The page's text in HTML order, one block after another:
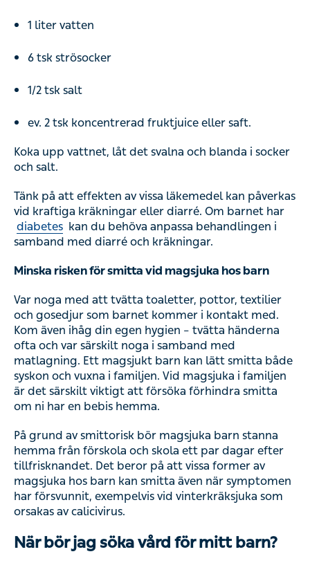
1 liter vatten
6 tsk strösocker
1/2 tsk salt
ev. 2 tsk koncentrerad fruktjuice eller saft.
Koka upp vattnet, låt det svalna och blanda i socker
och salt.
Tänk på att effekten av vissa läkemedel kan påverkas
vid kraftiga kräkningar eller diarré. Om barnet har
diabetes kan du behöva anpassa behandlingen i
samband med diarré och kräkningar.
Minska risken för smitta vid magsjuka hos barn
Var noga med att tvätta toaletter, pottor, textilier
och gosedjur som barnet kommer i kontakt med.
Kom även ihåg din egen hygien – tvätta händerna
ofta och var särskilt noga i samband med
matlagning. Ett magsjukt barn kan lätt smitta både
syskon och vuxna i familjen. Vid magsjuka i familjen
är det särskilt viktigt att försöka förhindra smitta
om ni har en bebis hemma.
På grund av smittorisk bör magsjuka barn stanna
hemma från förskola och skola ett par dagar efter
tillfrisknandet. Det beror på att vissa former av
magsjuka hos barn kan smitta även när symptomen
har försvunnit, exempelvis vid vinterkräksjuka som
orsakas av calicivirus.
När bör jag söka vård för mitt barn?